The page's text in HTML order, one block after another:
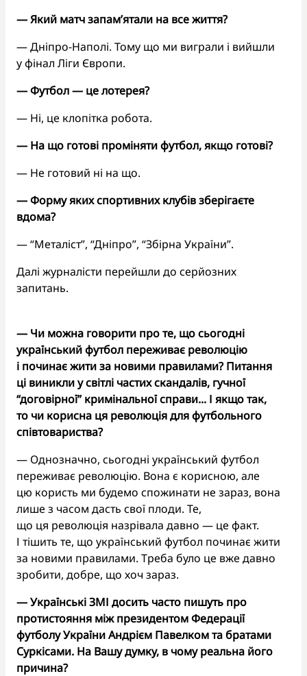
— Який матч запам’ятали на все життя?
— Дніпро-Наполі. Тому що ми виграли і вийшли
у фінал Ліги Європи.
— Футбол — це лотерея?
— Ні, це клопітка робота.
— На що готові проміняти футбол, якщо готові?
— Не готовий ні на що.
— Форму яких спортивних клубів зберігаєте
вдома?
— “Металіст”, “Дніпро”, “Збірна України”.
Далі журналісти перейшли до серйозних
запитань.
— Чи можна говорити про те, що сьогодні
український футбол переживає революцію
і починає жити за новими правилами? Питання
ці виникли у світлі частих скандалів, гучної
“договірної” кримінальної справи... І якщо так,
то чи корисна ця революція для футбольного
співтовариства?
— Однозначно, сьогодні український футбол
переживає революцію. Вона є корисною, але
цю користь ми будемо спожинати не зараз, вона
лише з часом дасть свої плоди. Те,
що ця революція назрівала давно — це факт.
І тішить те, що український футбол починає жити
за новими правилами. Треба було це вже давно
зробити, добре, що хоч зараз.
— Українські ЗМІ досить часто пишуть про
протистояння між президентом Федерації
футболу України Андрієм Павелком та братами
Суркісами. На Вашу думку, в чому реальна його
причина?